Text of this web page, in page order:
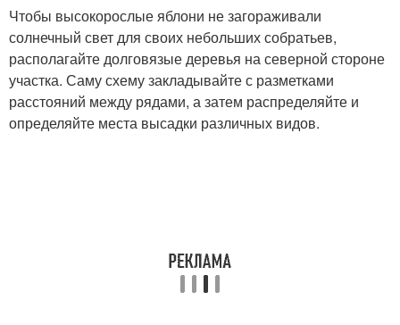
Чтобы высокорослые яблони не загораживали
солнечный свет для своих небольших собратьев,
располагайте долговязые деревья на северной стороне
участка. Саму схему закладывайте с разметками
расстояний между рядами, а затем распределяйте и
определяйте места высадки различных видов.